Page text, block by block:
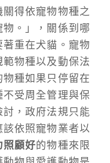
得依寵物物種之
。」，關係到哪
重在犬貓。寵物
物種以及動保法
種如果只停留在
受周全管理與保
，政府法規只能
依照寵物業者以
照顧好的物種來限